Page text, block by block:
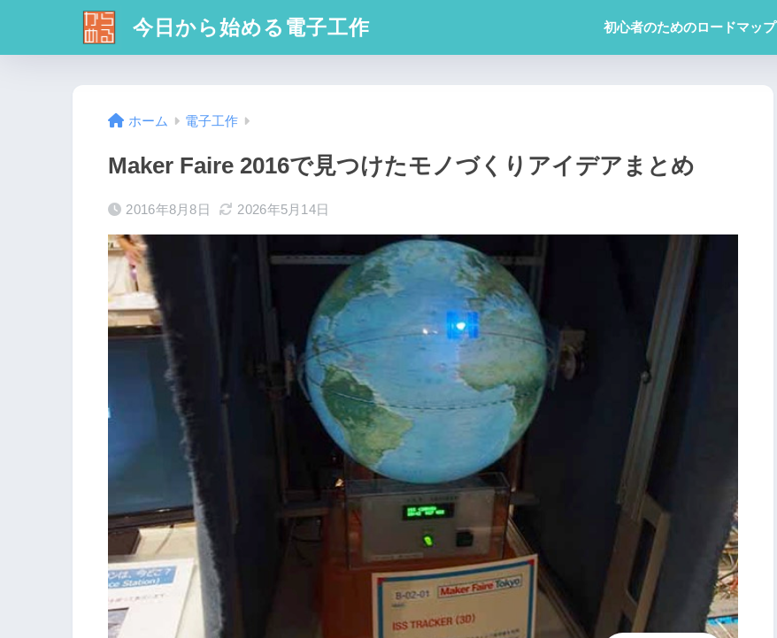
今日から始める電子工作 初心者のためのロードマップ
ホーム 電子工作
Maker Faire 2016で見つけたモノづくりアイデアまとめ
2016年8月8日 2026年5月14日